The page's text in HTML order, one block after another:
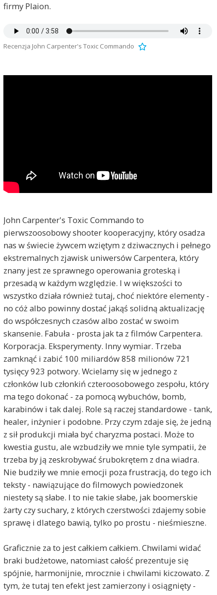
firmy Plaion.
Recenzja John Carpenter's Toxic Commando
John Carpenter's Toxic Commando to
pierwszoosobowy shooter kooperacyjny, który osadza
nas w świecie żywcem wziętym z dziwacznych i pełnego
ekstremalnych zjawisk uniwersów Carpentera, który
znany jest ze sprawnego operowania groteską i
przesadą w każdym względzie. I w większości to
wszystko działa również tutaj, choć niektóre elementy -
no cóż albo powinny dostać jakąś solidną aktualizację
do współczesnych czasów albo zostać w swoim
skansenie. Fabuła - prosta jak ta z filmów Carpentera.
Korporacja. Eksperymenty. Inny wymiar. Trzeba
zamknąć i zabić 100 miliardów 858 milionów 721
tysięcy 923 potwory. Wcielamy się w jednego z
członków lub członkiń czteroosobowego zespołu, który
ma tego dokonać - za pomocą wybuchów, bomb,
karabinów i tak dalej. Role są raczej standardowe - tank,
healer, inżynier i podobne. Przy czym zdaje się, że jedną
z sił produkcji miała być charyzma postaci. Może to
kwestia gustu, ale wzbudziły we mnie tyle sympatii, że
trzeba by ją zeskrobywać śrubokrętem z dna wiadra.
Nie budziły we mnie emocji poza frustracją, do tego ich
teksty - nawiązujące do filmowych powiedzonek
niestety są słabe. I to nie takie słabe, jak boomerskie
żarty czy suchary, z których czerstwości zdajemy sobie
sprawę i dlatego bawią, tylko po prostu - nieśmieszne.
Graficznie za to jest całkiem całkiem. Chwilami widać
braki budżetowe, natomiast całość prezentuje się
spójnie, harmonijnie, mrocznie i chwilami kiczowato. Z
tym, że tutaj ten efekt jest zamierzony i osiągnięty -